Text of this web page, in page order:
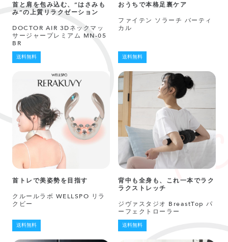
首と肩を包み込む、“はさみも
み”の上質リラクゼーション
DOCTOR AIR 3Dネックマッ
サージャープレミアム MN-05
BR
送料無料
おうちで本格足裏ケア
ファイテン ソラーチ バーティ
カル
送料無料
首トレで美姿勢を目指す
クルールラボ WELLSPO リラ
クビー
送料無料
背中も全身も、これ一本でラク
ラクストレッチ
ジヴァスタジオ BreastTop パ
ーフェクトローラー
送料無料